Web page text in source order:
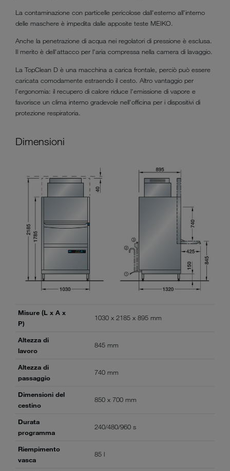
La contaminazione con particelle pericolose dall'esterno all'interno
delle maschere è impedita dalle apposite teste MEIKO.
Anche la penetrazione di acqua nei regolatori di pressione è esclusa.
Il merito è dell'attacco per l'aria compressa nella camera di lavaggio.
La TopClean D è una macchina a carica frontale, perciò può essere
caricata comodamente estraendo il cesto. Altro vantaggio per
l'ergonomia: il recupero di calore riduce l'emissione di vapore e
favorisce un clima interno gradevole nell'officina per i dispositivi di
protezione respiratoria.
Dimensioni
Misure (L x A x
P)
1030 x 2185 x 895 mm
Altezza di
lavoro
845 mm
Altezza di
passaggio
740 mm
Dimensioni del
cestino
850 x 700 mm
Durata
programma
240/480/960 s
Riempimento
vasca
85 l